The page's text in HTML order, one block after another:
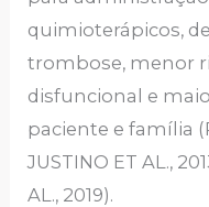
quimioterápicos,
trombose, menor
disfuncional e
paciente e família
JUSTINO ET AL.,
AL., 2019).